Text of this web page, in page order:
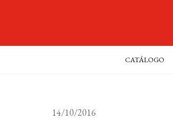
CATÁLOGO
14/10/2016